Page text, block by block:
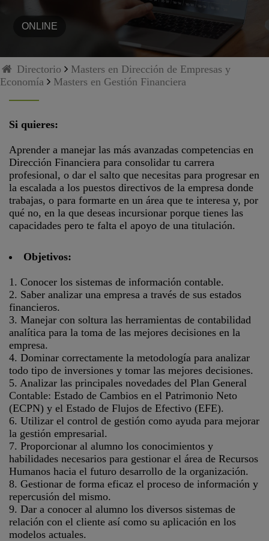
ONLINE
Directorio
Masters en Dirección de Empresas y
Economía
Masters en Gestión Financiera
Si quieres:
Aprender a manejar las más avanzadas competencias en
Dirección Financiera para consolidar tu carrera
profesional, o dar el salto que necesitas para progresar en
la escalada a los puestos directivos de la empresa donde
trabajas, o para formarte en un área que te interesa y, por
qué no, en la que deseas incursionar porque tienes las
capacidades pero te falta el apoyo de una titulación.
Objetivos:
1. Conocer los sistemas de información contable.
2. Saber analizar una empresa a través de sus estados
financieros.
3. Manejar con soltura las herramientas de contabilidad
analítica para la toma de las mejores decisiones en la
empresa.
4. Dominar correctamente la metodología para analizar
todo tipo de inversiones y tomar las mejores decisiones.
5. Analizar las principales novedades del Plan General
Contable: Estado de Cambios en el Patrimonio Neto
(ECPN) y el Estado de Flujos de Efectivo (EFE).
6. Utilizar el control de gestión como ayuda para mejorar
la gestión empresarial.
7. Proporcionar al alumno los conocimientos y
habilidades necesarios para gestionar el área de Recursos
Humanos hacia el futuro desarrollo de la organización.
8. Gestionar de forma eficaz el proceso de información y
repercusión del mismo.
9. Dar a conocer al alumno los diversos sistemas de
relación con el cliente así como su aplicación en los
modelos actuales.